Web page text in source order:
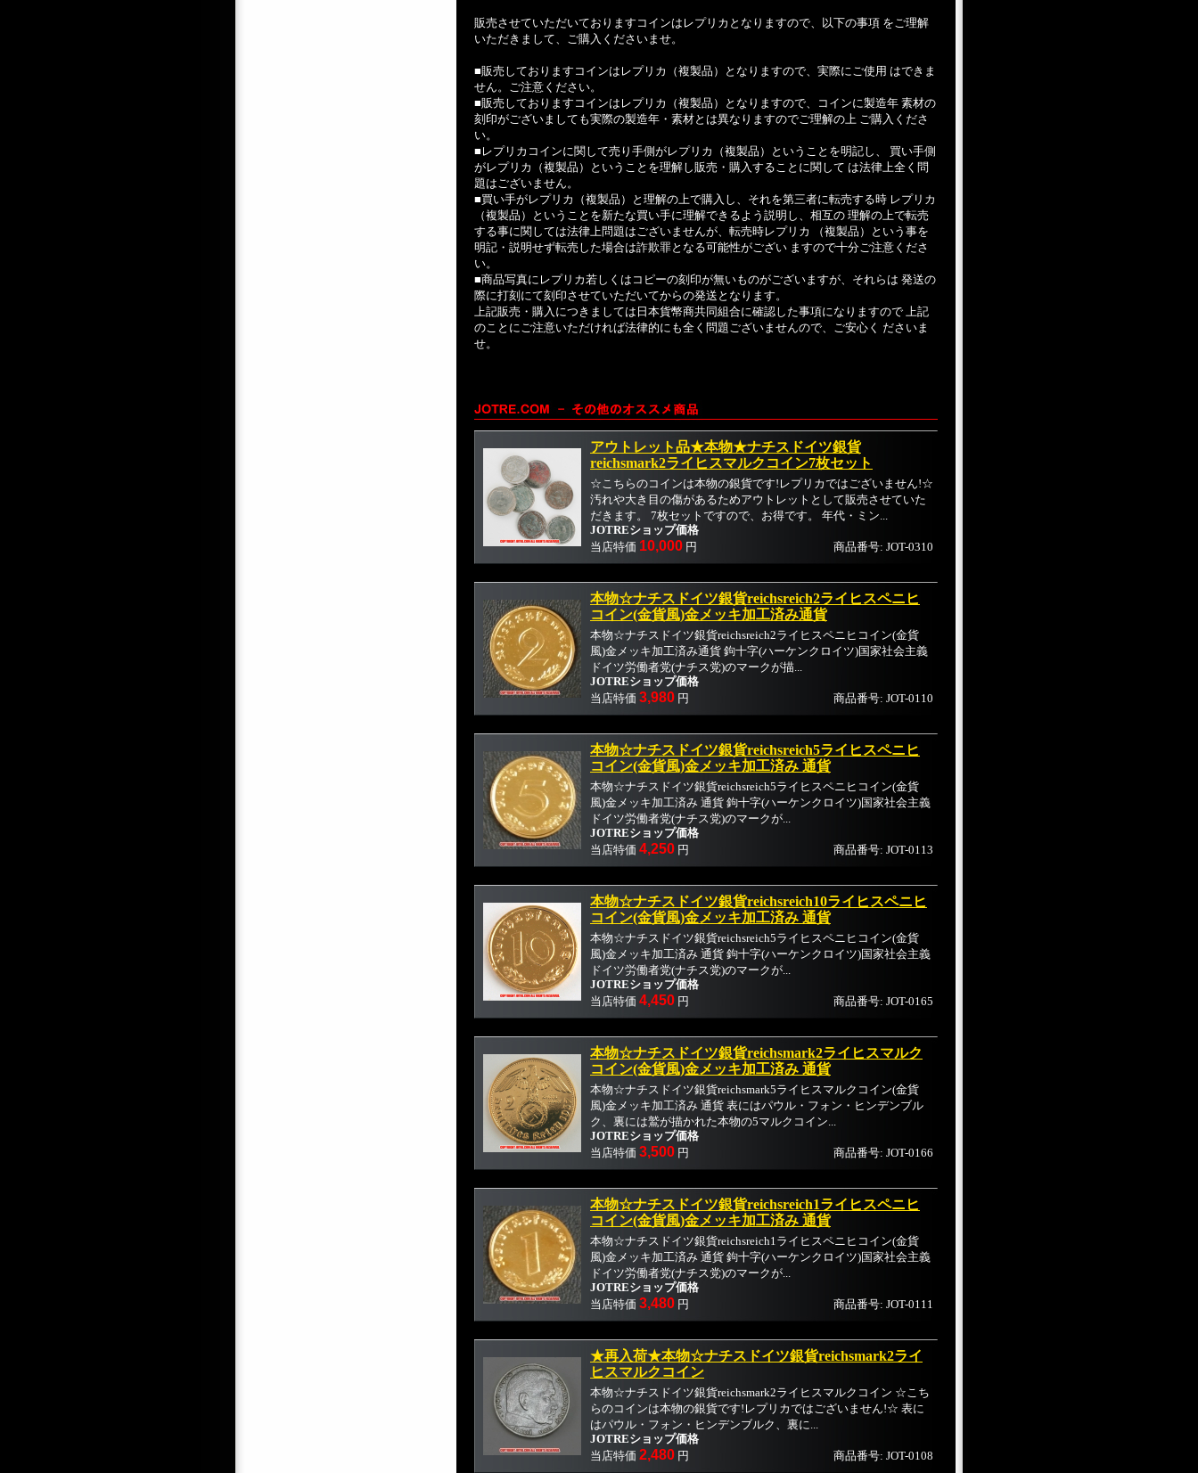
販売させていただいておりますコインはレプリカとなりますので、以下の事項 をご理解
いただきまして、ご購入くださいませ。
■販売しておりますコインはレプリカ（複製品）となりますので、実際にご使用 はできま
せん。ご注意ください。
■販売しておりますコインはレプリカ（複製品）となりますので、コインに製造年 素材の
刻印がございましても実際の製造年・素材とは異なりますのでご理解の上 ご購入くださ
い。
■レプリカコインに関して売り手側がレプリカ（複製品）ということを明記し、 買い手側
がレプリカ（複製品）ということを理解し販売・購入することに関して は法律上全く問
題はございません。
■買い手がレプリカ（複製品）と理解の上で購入し、それを第三者に転売する時 レプリカ
（複製品）ということを新たな買い手に理解できるよう説明し、相互の 理解の上で転売
する事に関しては法律上問題はございませんが、転売時レプリカ （複製品）という事を
明記・説明せず転売した場合は詐欺罪となる可能性がござい ますので十分ご注意くださ
い。
■商品写真にレプリカ若しくはコピーの刻印が無いものがございますが、それらは 発送の
際に打刻にて刻印させていただいてからの発送となります。
上記販売・購入につきましては日本貨幣商共同組合に確認した事項になりますので 上記
のことにご注意いただければ法律的にも全く問題ございませんので、ご安心く ださいま
せ。
商品番号: JOT-0310
アウトレット品★本物★ナチスドイツ銀貨
reichsmark2ライヒスマルクコイン7枚セット
☆こちらのコインは本物の銀貨です!レプリカではございません!☆
汚れや大き目の傷があるためアウトレットとして販売させていた
だきます。 7枚セットですので、お得です。 年代・ミン...
JOTREショップ価格
当店特価 10,000 円
商品番号: JOT-0110
本物☆ナチスドイツ銀貨reichsreich2ライヒスペニヒ
コイン(金貨風)金メッキ加工済み通貨
本物☆ナチスドイツ銀貨reichsreich2ライヒスペニヒコイン(金貨
風)金メッキ加工済み通貨 鉤十字(ハーケンクロイツ)国家社会主義
ドイツ労働者党(ナチス党)のマークが描...
JOTREショップ価格
当店特価 3,980 円
商品番号: JOT-0113
本物☆ナチスドイツ銀貨reichsreich5ライヒスペニヒ
コイン(金貨風)金メッキ加工済み 通貨
本物☆ナチスドイツ銀貨reichsreich5ライヒスペニヒコイン(金貨
風)金メッキ加工済み 通貨 鉤十字(ハーケンクロイツ)国家社会主義
ドイツ労働者党(ナチス党)のマークが...
JOTREショップ価格
当店特価 4,250 円
商品番号: JOT-0165
本物☆ナチスドイツ銀貨reichsreich10ライヒスペニヒ
コイン(金貨風)金メッキ加工済み 通貨
本物☆ナチスドイツ銀貨reichsreich5ライヒスペニヒコイン(金貨
風)金メッキ加工済み 通貨 鉤十字(ハーケンクロイツ)国家社会主義
ドイツ労働者党(ナチス党)のマークが...
JOTREショップ価格
当店特価 4,450 円
商品番号: JOT-0166
本物☆ナチスドイツ銀貨reichsmark2ライヒスマルク
コイン(金貨風)金メッキ加工済み 通貨
本物☆ナチスドイツ銀貨reichsmark5ライヒスマルクコイン(金貨
風)金メッキ加工済み 通貨 表にはパウル・フォン・ヒンデンブル
ク、裏には鷲が描かれた本物の5マルクコイン...
JOTREショップ価格
当店特価 3,500 円
商品番号: JOT-0111
本物☆ナチスドイツ銀貨reichsreich1ライヒスペニヒ
コイン(金貨風)金メッキ加工済み 通貨
本物☆ナチスドイツ銀貨reichsreich1ライヒスペニヒコイン(金貨
風)金メッキ加工済み 通貨 鉤十字(ハーケンクロイツ)国家社会主義
ドイツ労働者党(ナチス党)のマークが...
JOTREショップ価格
当店特価 3,480 円
商品番号: JOT-0108
★再入荷★本物☆ナチスドイツ銀貨reichsmark2ライ
ヒスマルクコイン
本物☆ナチスドイツ銀貨reichsmark2ライヒスマルクコイン ☆こち
らのコインは本物の銀貨です!レプリカではございません!☆ 表に
はパウル・フォン・ヒンデンブルク、裏に...
JOTREショップ価格
当店特価 2,480 円